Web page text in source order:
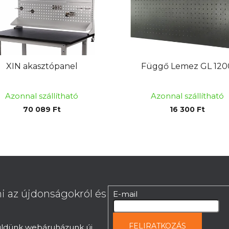
XIN akasztópanel
Azonnal szállítható
70 089 Ft
Függő Lemez GL
Azonnal szállítható
16 300 Ft
az újdonságokról és
E-mail
FELIRATKOZÁS